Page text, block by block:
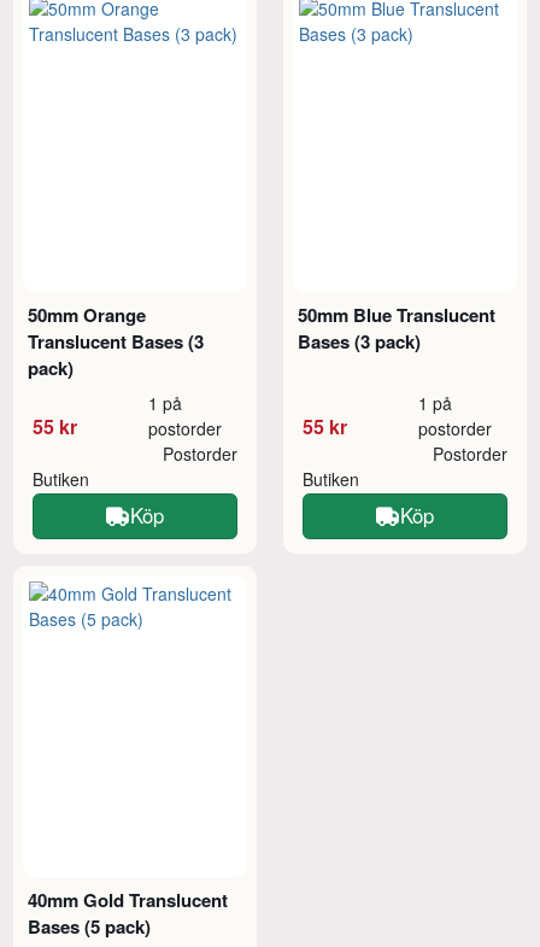
50mm Orange
Translucent Bases (3
pack)
55 kr
1 på
postorder
Butiken
Postorder
Köp
50mm Blue Translucent
Bases (3 pack)
55 kr
1 på
postorder
Butiken
Postorder
Köp
40mm Gold Translucent
Bases (5 pack)